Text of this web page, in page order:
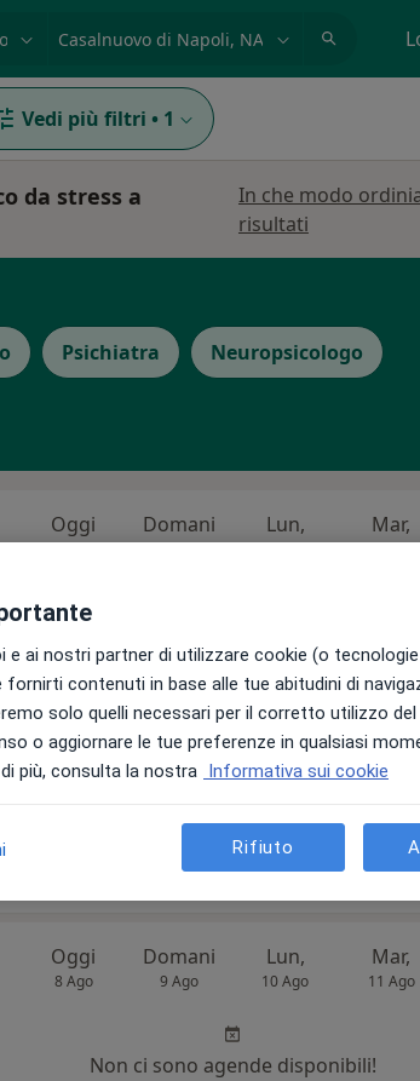
Vedi più filtri • 1
da stress a
In che modo
risultati
Psichiatra Neuropsicologo
Oggi
8 Ago
Domani
9 Ago
Lun,
10 Ago
Mar,
11 Ago
Chiedi di attivare le prenotazioni
Oggi
8 Ago
Domani
9 Ago
Lun,
10 Ago
Mar,
11 Ago
Non ci sono agende disponibili!
ai nostri partner di utilizzare cookie (o
contenuti in base alle tue abitudini di
solo quelli necessari per il corretto utilizzo
o aggiornare le tue preferenze in qualsiasi
più, consulta la nostra Informativa sui cookie
Rifiuto